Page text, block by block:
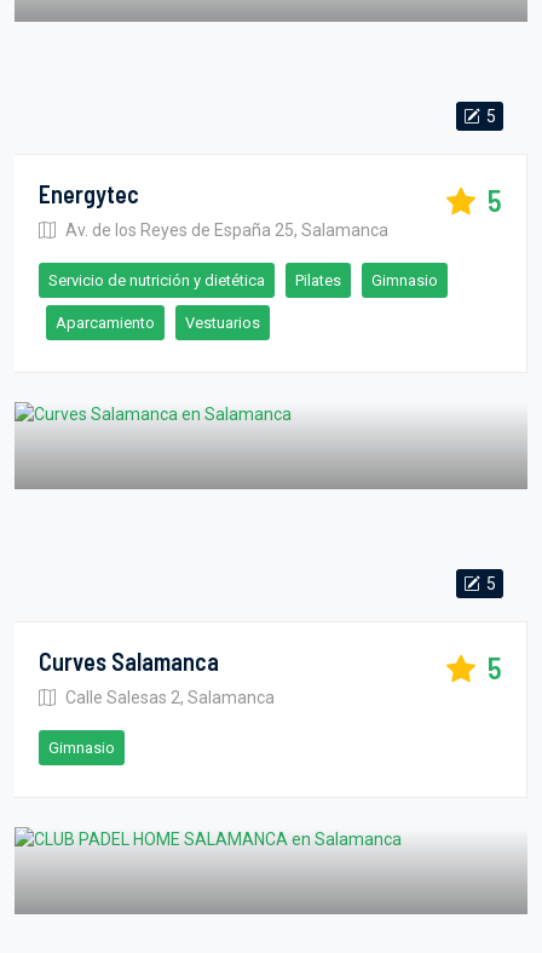
5
Energytec
Av. de los Reyes de España 25, Salamanca
5
Servicio de nutrición y dietética Pilates Gimnasio
Aparcamiento Vestuarios
5
Curves Salamanca
Calle Salesas 2, Salamanca
5
Gimnasio